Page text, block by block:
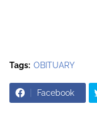
Tags: OBITUARY
Facebook